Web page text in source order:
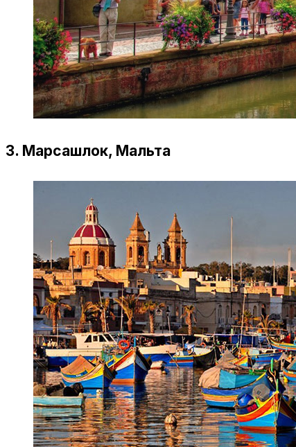
3. Марсашлок, Мальта